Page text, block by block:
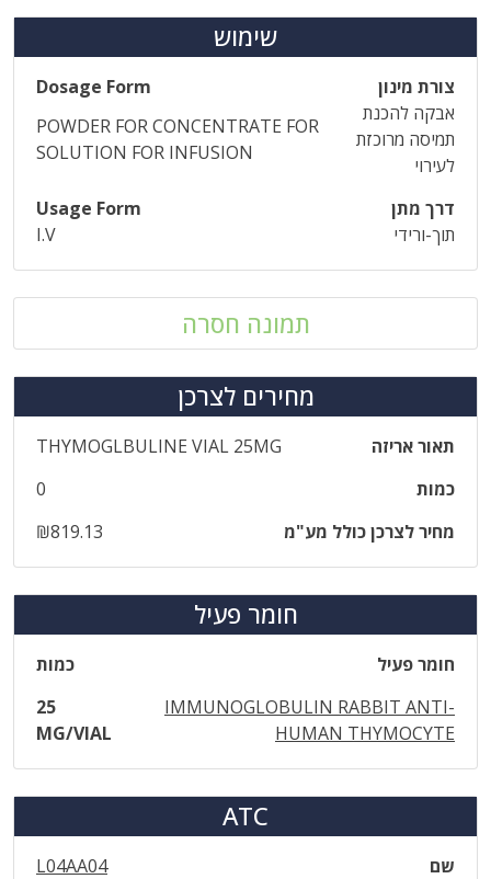
שימוש
צורת מינון
Dosage Form
אבקה להכנת
תמיסה מרוכזת
לעירוי
POWDER FOR CONCENTRATE FOR
SOLUTION FOR INFUSION
דרך מתן
Usage Form
תוך-ורידי
I.V
תמונה חסרה
מחירים לצרכן
תאור אריזה
THYMOGLBULINE VIAL 25MG
כמות
0
מחיר לצרכן כולל מע"מ
₪819.13
חומר פעיל
חומר פעיל
כמות
IMMUNOGLOBULIN RABBIT ANTI-
HUMAN THYMOCYTE
25
MG/VIAL
ATC
שם
L04AA04